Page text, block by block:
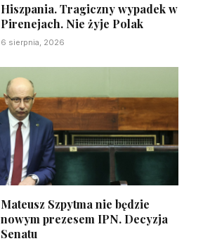
Hiszpania. Tragiczny wypadek w
Pirenejach. Nie żyje Polak
6 sierpnia, 2026
Mateusz Szpytma nie będzie
nowym prezesem IPN. Decyzja
Senatu